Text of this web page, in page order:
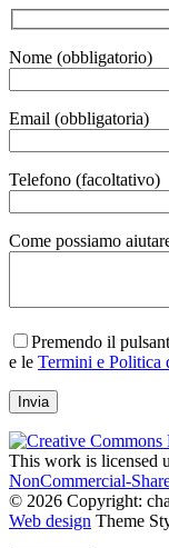
Nome (obbligatorio)
Email (obbligatoria)
Telefono (facoltativo)
Gender
Come possiamo
Premendo il
e le Termini e Politica
This work is licensed
NonCommercial-
© 2026 Copyright:
Web design Theme